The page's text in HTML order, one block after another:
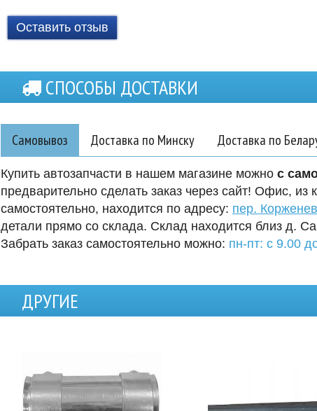
Оставить отзыв
СПОСОБЫ ДОСТАВКИ
Самовывоз Доставка по Минску Доставка по
Купить автозапчасти в нашем магазине можно с
предварительно сделать заказ через сайт! Офис, из
самостоятельно, находится по адресу: пер.
детали прямо со склада. Склад находится близ д.
Забрать заказ самостоятельно можно: пн-пт: с 9.00
ДРУГИЕ